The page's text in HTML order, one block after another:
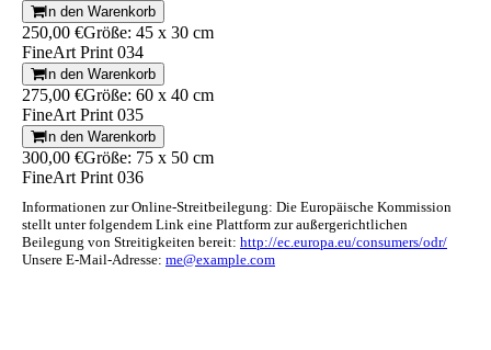
In den Warenkorb
250,00 €Größe: 45 x 30 cm
FineArt Print 034
In den Warenkorb
275,00 €Größe: 60 x 40 cm
FineArt Print 035
In den Warenkorb
300,00 €Größe: 75 x 50 cm
FineArt Print 036
Informationen zur Online-Streitbeilegung: Die Europäische Kommission
stellt unter folgendem Link eine Plattform zur außergerichtlichen
Beilegung von Streitigkeiten bereit: http://ec.europa.eu/consumers/odr/
Unsere E-Mail-Adresse: me@example.com